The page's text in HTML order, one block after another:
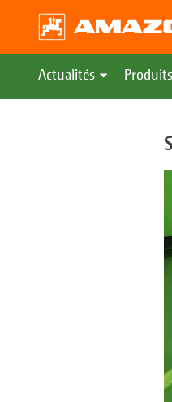
Actualités